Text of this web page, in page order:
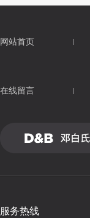
网站首页
在线留言
服务热线